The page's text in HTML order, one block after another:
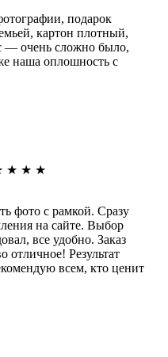
подарок
картон плотный,
— очень сложно было,
наша оплошность с
★ ★ ★
фото с рамкой. Сразу
на сайте. Выбор
все удобно. Заказ
отличное! Результат
всем, кто ценит